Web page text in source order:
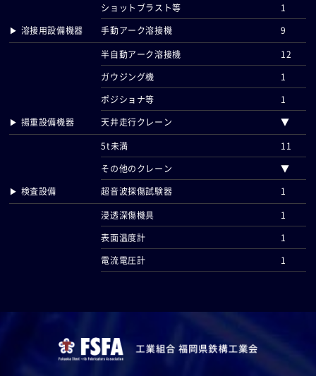
ショットブラスト等
1
▶ 溶接用設備機器
手動アーク溶接機
9
半自動アーク溶接機
12
ガウジング機
1
ポジショナ等
1
▶ 揚重設備機器
天井走行クレーン
▼
5t未満
11
その他のクレーン
▼
▶ 検査設備
超音波探傷試験器
1
浸透深傷機具
1
表面温度計
1
電流電圧計
1